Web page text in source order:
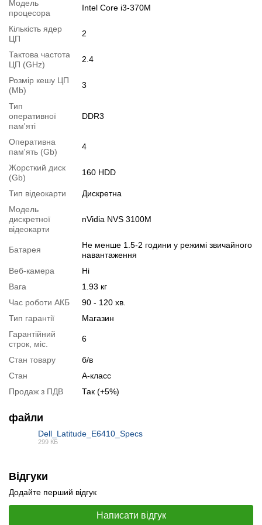
Операційна система: замовити встановлення
1.Збільшення об'єму RAM
2.Збільшення розміру HDD
Ви можете розширити строк гарантії на
Можлива також комплектація
Для цього додайте в корзину відповідну позицію з розділу
"Аксесуари" разом з основним товаром.
Специфікація, тести та технічні звіти
Специфікація процесора:
Тестування процесора:Intel Core i3-370M
Специфікація відеокарти:
Тестування відеокарти:nVidia NVS 3100M
Відеоогляд
📧Запит оптової ціни
Слідкувати на Facebook
Модель
процесора
Intel Core i3-370M
Кількість ядер
ЦП
2
Тактова частота
ЦП (GHz)
2.4
Розмір кешу ЦП
(Mb)
3
Тип
оперативної
пам'яті
DDR3
Оперативна
пам'ять (Gb)
4
Жорсткий диск
(Gb)
160 HDD
Тип відеокарти
Дискретна
Модель
дискретної
відеокарти
nVidia NVS 3100M
Батарея
Не менше 1.5-2 години у режимі звичайного
навантаження
Веб-камера
Ні
Вага
1.93 кг
Час роботи АКБ
90 - 120 хв.
Тип гарантії
Магазин
Гарантійний
строк, міс.
6
Стан товару
б/в
Стан
А-класс
Продаж з ПДВ
Так (+5%)
файли
Dell_Latitude_E6410_Specs
299 КБ
Відгуки
Додайте перший відгук
Написати відгук